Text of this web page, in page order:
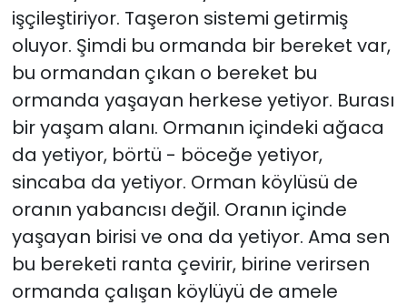
işçileştiriyor. Taşeron sistemi getirmiş
oluyor. Şimdi bu ormanda bir bereket var,
bu ormandan çıkan o bereket bu
ormanda yaşayan herkese yetiyor. Burası
bir yaşam alanı. Ormanın içindeki ağaca
da yetiyor, börtü - böceğe yetiyor,
sincaba da yetiyor. Orman köylüsü de
oranın yabancısı değil. Oranın içinde
yaşayan birisi ve ona da yetiyor. Ama sen
bu bereketi ranta çevirir, birine verirsen
ormanda çalışan köylüyü de amele